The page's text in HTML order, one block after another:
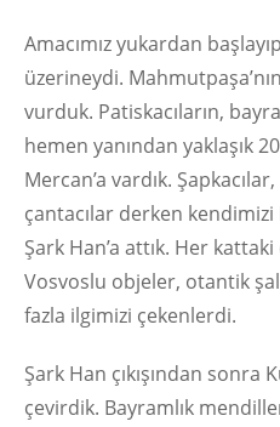
Amacımız yukardan
üzerineydi.
vurduk. Patiskacıların,
hemen yanından yaklaşık
Mercan’a vardık.
çantacılar derken kendimizi
Şark Han’a attık. Her
Vosvoslu objeler, otantik
fazla ilgimizi çekenlerdi.
Şark Han çıkışından sonra
çevirdik. Bayramlık